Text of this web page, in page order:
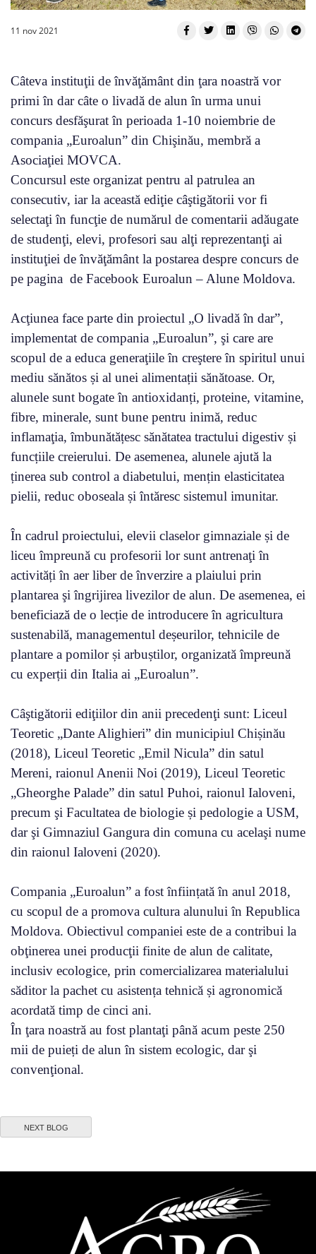
11 nov 2021
Câteva instituţii de învăţământ din ţara noastră vor
primi în dar câte o livadă de alun în urma unui
concurs desfăşurat în perioada 1-10 noiembrie de
compania „Euroalun” din Chişinău, membră a
Asociaţiei MOVCA.
Concursul este organizat pentru al patrulea an
consecutiv, iar la această ediţie câştigătorii vor fi
selectaţi în funcţie de numărul de comentarii adăugate
de studenţi, elevi, profesori sau alţi reprezentanţi ai
instituţiei de învăţământ la postarea despre concurs de
pe pagina de Facebook Euroalun – Alune Moldova.
Acţiunea face parte din proiectul „O livadă în dar”,
implementat de compania „Euroalun”, şi care are
scopul de a educa generaţiile în creştere în spiritul unui
mediu sănătos și al unei alimentații sănătoase. Or,
alunele sunt bogate în antioxidanți, proteine, vitamine,
fibre, minerale, sunt bune pentru inimă, reduc
inflamaţia, îmbunătățesc sănătatea tractului digestiv și
funcțiile creierului. De asemenea, alunele ajută la
ținerea sub control a diabetului, mențin elasticitatea
pielii, reduc oboseala și întăresc sistemul imunitar.
În cadrul proiectului, elevii claselor gimnaziale și de
liceu împreună cu profesorii lor sunt antrenaţi în
activități în aer liber de înverzire a plaiului prin
plantarea şi îngrijirea livezilor de alun. De asemenea, ei
beneficiază de o lecție de introducere în agricultura
sustenabilă, managementul deșeurilor, tehnicile de
plantare a pomilor și arbuștilor, organizată împreună
cu experții din Italia ai „Euroalun”.
Câştigătorii ediţiilor din anii precedenţi sunt: Liceul
Teoretic „Dante Alighieri” din municipiul Chișinău
(2018), Liceul Teoretic „Emil Nicula” din satul
Mereni, raionul Anenii Noi (2019), Liceul Teoretic
„Gheorghe Palade” din satul Puhoi, raionul Ialoveni,
precum şi Facultatea de biologie și pedologie a USM,
dar şi Gimnaziul Gangura din comuna cu acelaşi nume
din raionul Ialoveni (2020).
Compania „Euroalun” a fost înființată în anul 2018,
cu scopul de a promova cultura alunului în Republica
Moldova. Obiectivul companiei este de a contribui la
obţinerea unei producţii finite de alun de calitate,
inclusiv ecologice, prin comercializarea materialului
săditor la pachet cu asistența tehnică și agronomică
acordată timp de cinci ani.
În ţara noastră au fost plantaţi până acum peste 250
mii de puieți de alun în sistem ecologic, dar şi
convenţional.
NEXT BLOG